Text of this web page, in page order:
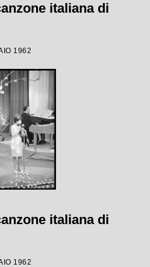
italiana di
1962
italiana di
1962